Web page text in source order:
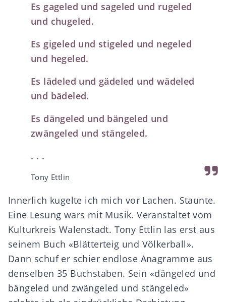
Es gageled und sageled und rugeled
und chugeled.
Es gigeled und stigeled und negeled
und hegeled.
Es lädeled und gädeled und wädeled
und bädeled.
Es dängeled und bängeled und
zwängeled und stängeled.
. . .
Tony Ettlin
Innerlich kugelte ich mich vor Lachen. Staunte.
Eine Lesung wars mit Musik. Veranstaltet vom
Kulturkreis Walenstadt. Tony Ettlin las erst aus
seinem Buch «Blätterteig und Völkerball».
Dann schuf er schier endlose Anagramme aus
denselben 35 Buchstaben. Sein «dängeled und
bängeled und zwängeled und stängeled»